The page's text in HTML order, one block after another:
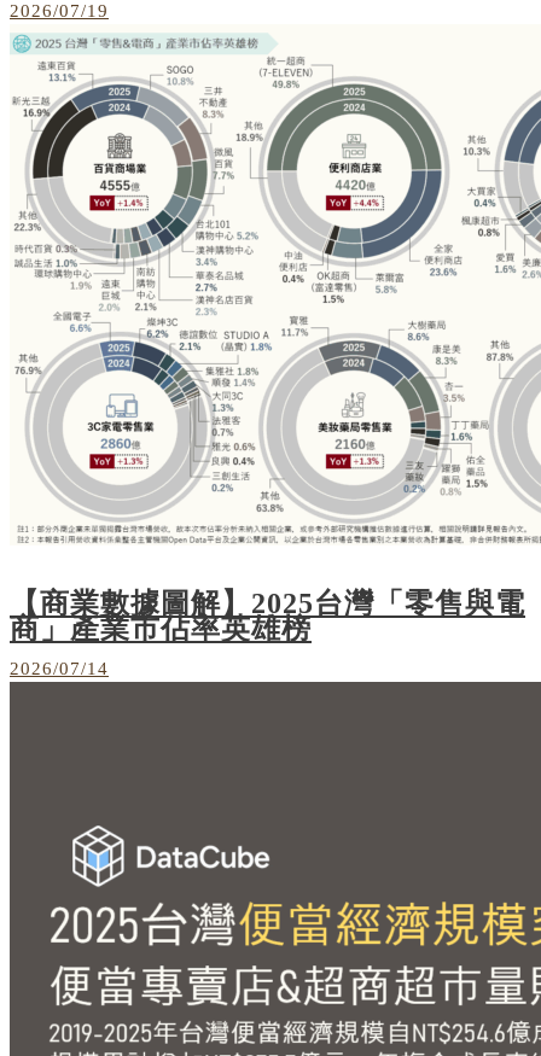
2026/07/19
【商業數據圖解】2025台灣「零售與電
商」產業市佔率英雄榜
2026/07/14